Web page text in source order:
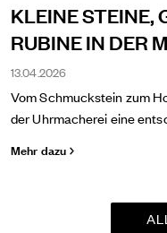
KLEINE STEINE,
RUBINE IN DER
13.04.2026
Vom Schmuckstein zum
der Uhrmacherei eine
Mehr dazu